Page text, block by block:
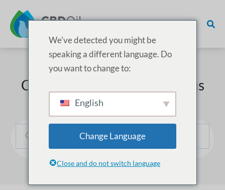
Comment pouvons-nous vous
aider ?
We've detected you might be
speaking a different language. Do
you want to change to:
English
Change Language
Close and do not switch language